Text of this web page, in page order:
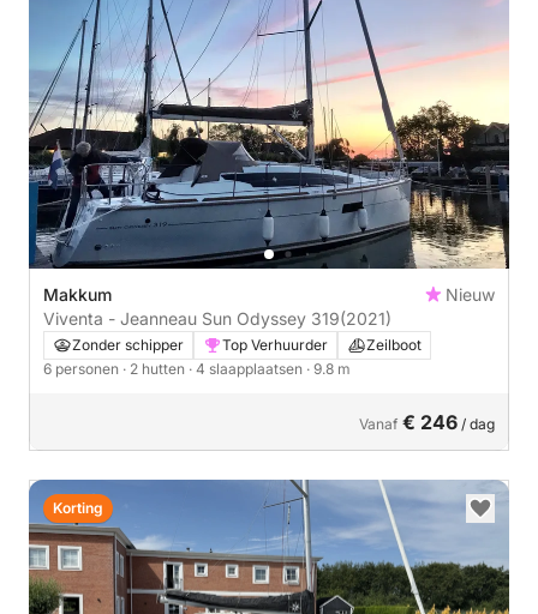
Makkum
Nieuw
Viventa - Jeanneau Sun Odyssey 319(2021)
Zonder schipper Top Verhuurder
Zeilboot
6 personen · 2 hutten · 4 slaapplaatsen · 9.8 m
Vanaf € 246 / dag
Korting